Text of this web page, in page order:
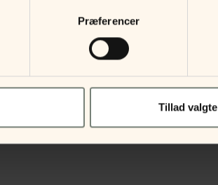
Præferencer
Tillad valgte